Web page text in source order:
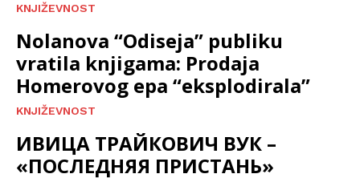
KNJIŽEVNOST
Nolanova “Odiseja” publiku
vratila knjigama: Prodaja
Homerovog epa “eksplodirala”
KNJIŽEVNOST
ИВИЦА ТРАЙКОВИЧ ВУК –
«ПОСЛЕДНЯЯ ПРИСТАНЬ»